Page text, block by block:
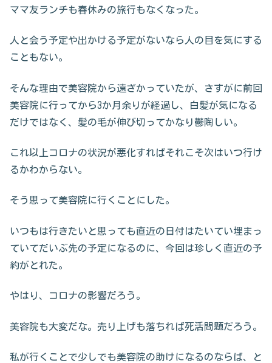
ママ友ランチも春休みの旅行もなくなった。
人と会う予定や出かける予定がないなら人の目を気にする
こともない。
そんな理由で美容院から遠ざかっていたが、さすがに前回
美容院に行ってから3か月余りが経過し、白髪が気になる
だけではなく、髪の毛が伸び切ってかなり鬱陶しい。
これ以上コロナの状況が悪化すればそれこそ次はいつ行け
るかわからない。
そう思って美容院に行くことにした。
いつもは行きたいと思っても直近の日付はたいてい埋まっ
ていてだいぶ先の予定になるのに、今回は珍しく直近の予
約がとれた。
やはり、コロナの影響だろう。
美容院も大変だな。売り上げも落ちれば死活問題だろう。
私が行くことで少しでも美容院の助けになるのならば、と